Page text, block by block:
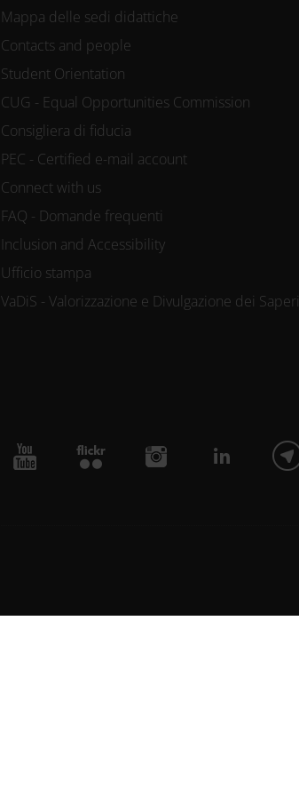
Mappa delle sedi didattiche
Contacts and people
Student Orientation
CUG - Equal Opportunities Commission
Consigliera di fiducia
PEC - Certified e-mail account
Connect with us
FAQ - Domande frequenti
Inclusion and Accessibility
Ufficio stampa
VaDiS - Valorizzazione e Divulgazione dei Saperi